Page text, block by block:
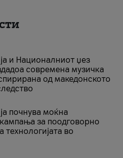
и Националниот џез
современа музичка
од македонското
почнува моќна
за поодговорно
технологијата во